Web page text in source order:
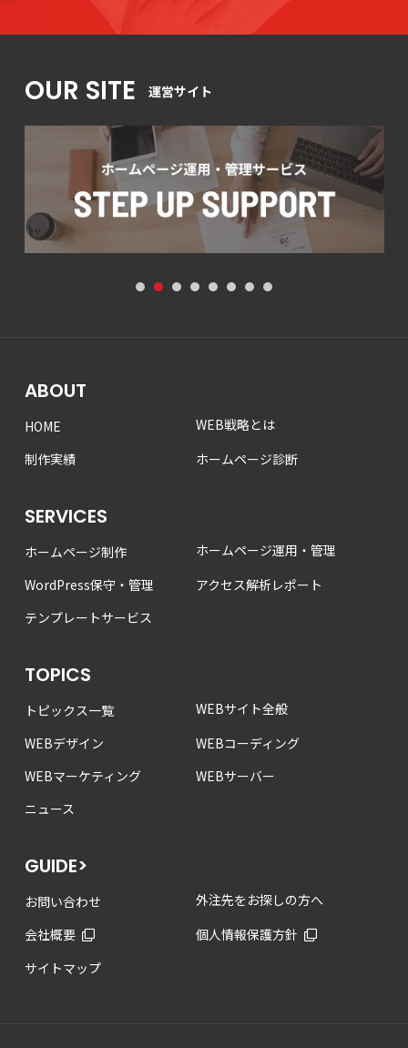
OUR SITE 運営サイト
1 2 3 4 5 6 7 8
ABOUT
HOME
WEB戦略とは
制作実績
ホームページ診断
SERVICES
ホームページ制作
ホームページ運用・管理
WordPress保守・管理
アクセス解析レポート
テンプレートサービス
TOPICS
トピックス一覧
WEBサイト全般
WEBデザイン
WEBコーディング
WEBマーケティング
WEBサーバー
ニュース
GUIDE>
お問い合わせ
外注先をお探しの方へ
会社概要
個人情報保護方針
サイトマップ